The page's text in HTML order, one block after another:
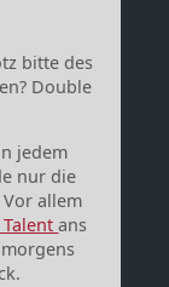
bitte des
Double
jedem
nur die
allem
Talentans